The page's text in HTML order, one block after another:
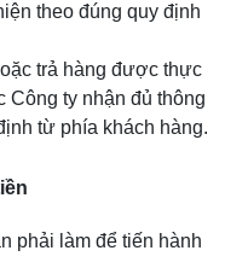
theo đúng quy định
trả hàng được thực
Công ty nhận đủ thông
từ phía khách hàng.
phải làm để tiến hành